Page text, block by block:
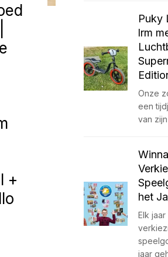
+
Puky
lrm
Onze
een
van
het
Elk
jaar